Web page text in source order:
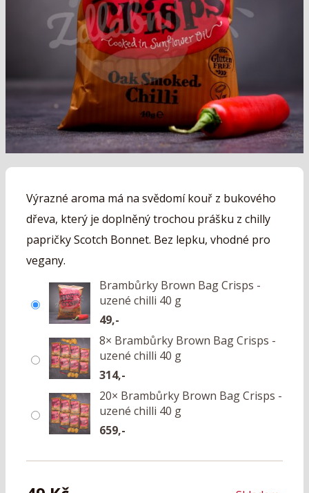
Výrazné aroma má na svědomí kouř z bukového
dřeva, který je doplněný trochou prášku z chilly
papričky Scotch Bonnet. Bez lepku, vhodné pro
vegany.
Brambůrky Brown Bag Crisps -
uzené chilli 40 g
49,-
8× Brambůrky Brown Bag Crisps -
uzené chilli 40 g
314,-
20× Brambůrky Brown Bag Crisps -
uzené chilli 40 g
659,-